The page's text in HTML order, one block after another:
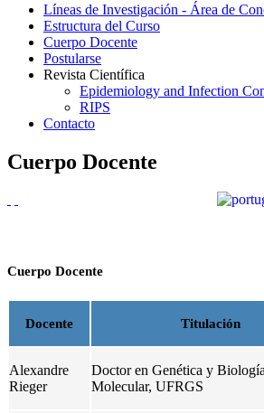
Líneas de Investigación - Área de
Estructura del Curso
Cuerpo Docente
Postularse
Revista Científica
Epidemiology and Infection
RIPS
Contacto
Cuerpo Docente
Cuerpo Docente
Docente Titulación
Alexandre
Rieger
Doctor en Genética y Biología
Molecular, UFRGS